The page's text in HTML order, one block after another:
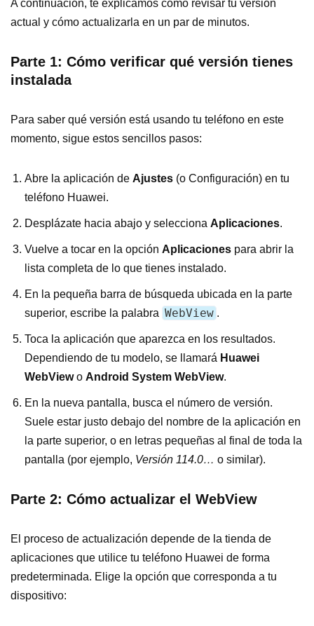
A continuación, te explicamos cómo revisar tu versión
actual y cómo actualizarla en un par de minutos.
Parte 1: Cómo verificar qué versión tienes
instalada
Para saber qué versión está usando tu teléfono en este
momento, sigue estos sencillos pasos:
Abre la aplicación de Ajustes (o Configuración) en tu
teléfono Huawei.
Desplázate hacia abajo y selecciona Aplicaciones.
Vuelve a tocar en la opción Aplicaciones para abrir la
lista completa de lo que tienes instalado.
En la pequeña barra de búsqueda ubicada en la parte
superior, escribe la palabra WebView .
Toca la aplicación que aparezca en los resultados.
Dependiendo de tu modelo, se llamará Huawei
WebViewo Android System WebView.
En la nueva pantalla, busca el número de versión.
Suele estar justo debajo del nombre de la aplicación en
la parte superior, o en letras pequeñas al final de toda la
pantalla (por ejemplo, Versión 114.0… o similar).
Parte 2: Cómo actualizar el WebView
El proceso de actualización depende de la tienda de
aplicaciones que utilice tu teléfono Huawei de forma
predeterminada. Elige la opción que corresponda a tu
dispositivo: